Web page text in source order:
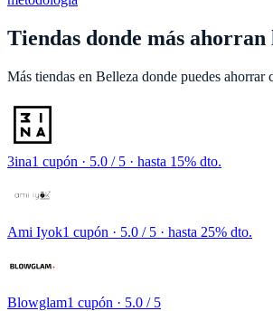
Tiendas donde más ahorran
Más tiendas en Belleza donde puedes ahorrar
3ina1 cupón · 5.0 / 5 · hasta 15% dto.
Ami Iyok1 cupón · 5.0 / 5 · hasta 25% dto.
Blowglam1 cupón · 5.0 / 5